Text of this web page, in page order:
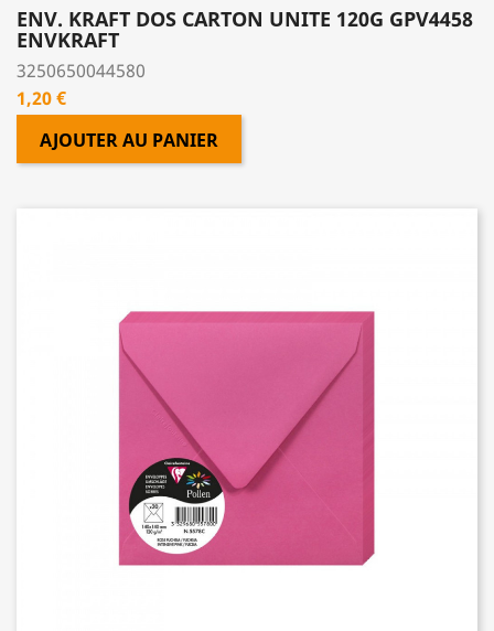
ENV. KRAFT DOS CARTON UNITE 120G GPV4458
ENVKRAFT
3250650044580
Prix
1,20 €
AJOUTER AU PANIER